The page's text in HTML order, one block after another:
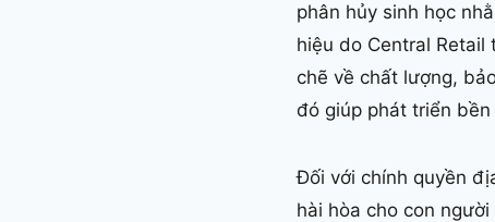
phân hủy sinh học
hiệu do Central
chẽ về chất lượng,
đó giúp phát triển
Đối với chính quyền
hài hòa cho con